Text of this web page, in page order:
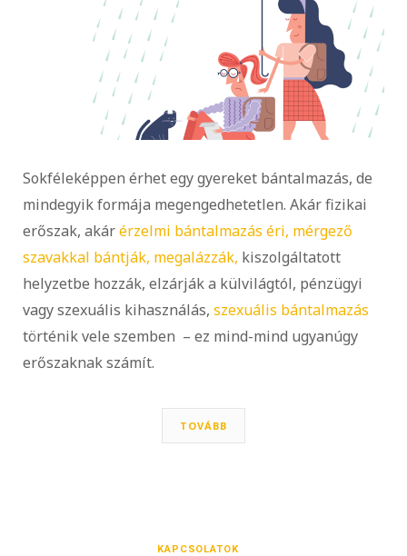
Sokféleképpen érhet egy gyereket bántalmazás, de
mindegyik formája megengedhetetlen. Akár fizikai
erőszak, akárérzelmi bántalmazás éri, mérgező
szavakkal bántják, megalázzák, kiszolgáltatott
helyzetbe hozzák, elzárják a külvilágtól, pénzügyi
vagy szexuális kihasználás, szexuális bántalmazás
történik vele szemben – ez mind-mind ugyanúgy
erőszaknak számít.
TOVÁBB
KAPCSOLATOK